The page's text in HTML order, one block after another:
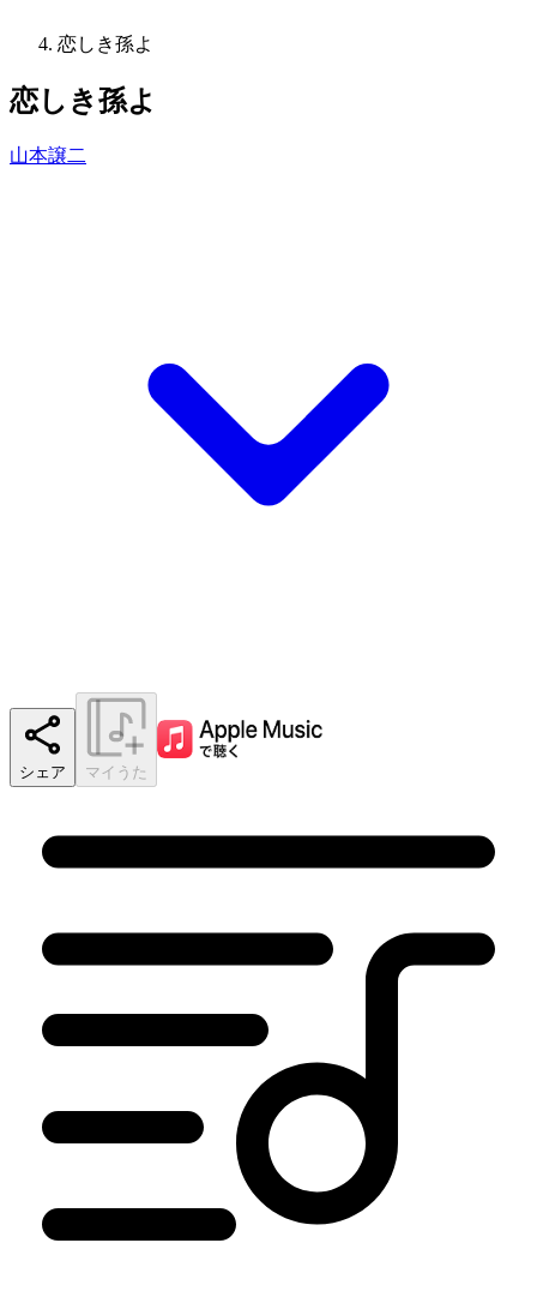
恋しき孫よ
恋しき孫よ
山本譲二
シェア マイうた